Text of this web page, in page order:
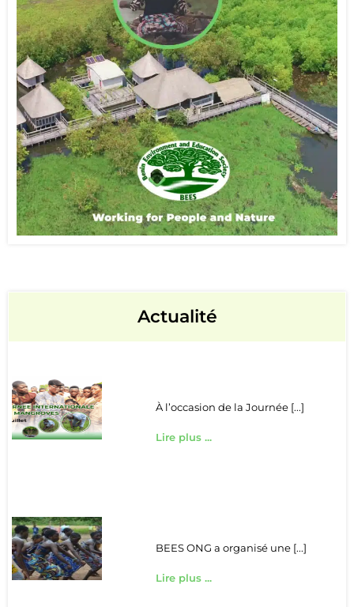
Actualité
À l’occasion de la Journée [...]
Lire plus ...
BEES ONG a organisé une [...]
Lire plus ...